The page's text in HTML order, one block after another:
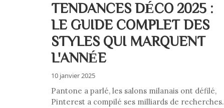
TENDANCES DÉCO 2025 :
LE GUIDE COMPLET DES
STYLES QUI MARQUENT
L'ANNÉE
10 janvier 2025
Pantone a parlé, les salons milanais ont défilé,
Pinterest a compilé ses milliards de recherches.